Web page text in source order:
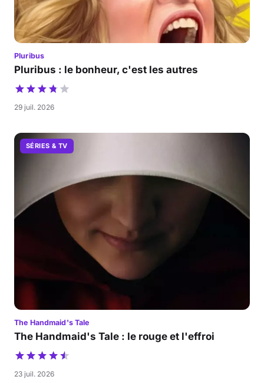
Pluribus
Pluribus : le bonheur, c'est les autres
29 juil. 2026
SÉRIES & TV
The Handmaid's Tale
The Handmaid's Tale : le rouge et l'effroi
23 juil. 2026